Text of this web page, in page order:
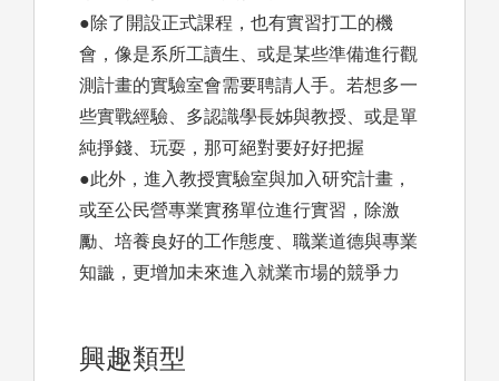
●除了開設正式課程，也有實習打工的機
會，像是系所工讀生、或是某些準備進行觀
測計畫的實驗室會需要聘請人手。若想多一
些實戰經驗、多認識學長姊與教授、或是單
純掙錢、玩耍，那可絕對要好好把握
●此外，進入教授實驗室與加入研究計畫，
或至公民營專業實務單位進行實習，除激
勵、培養良好的工作態度、職業道德與專業
知識，更增加未來進入就業市場的競爭力
興趣類型